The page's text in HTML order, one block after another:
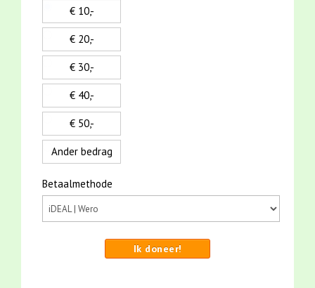
€ 10,-
€ 20,-
€ 30,-
€ 40,-
€ 50,-
Ander bedrag
Betaalmethode
Ik doneer!